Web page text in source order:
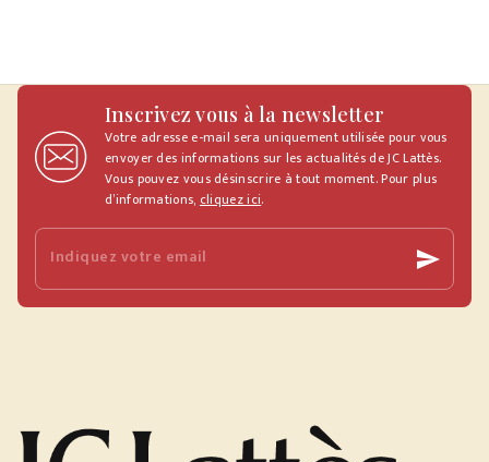
Inscrivez vous à la newsletter
Votre adresse e-mail sera uniquement utilisée pour vous
envoyer des informations sur les actualités de JC Lattès.
Vous pouvez vous désinscrire à tout moment. Pour plus
d’informations,cliquez ici.
Indiquez votre email send